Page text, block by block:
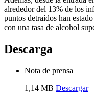
alrededor del 13% de los
puntos detraídos han
con una tasa de alcohol
Descarga
Nota de prensa
1,14 MB Descargar